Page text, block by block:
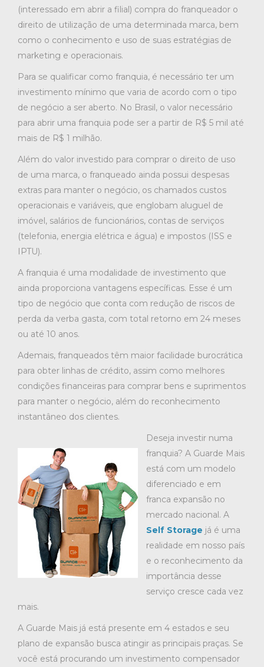
(interessado em abrir a filial) compra do franqueador o
direito de utilização de uma determinada marca, bem
como o conhecimento e uso de suas estratégias de
marketing e operacionais.
Para se qualificar como franquia, é necessário ter um
investimento mínimo que varia de acordo com o tipo
de negócio a ser aberto. No Brasil, o valor necessário
para abrir uma franquia pode ser a partir de R$ 5 mil até
mais de R$ 1 milhão.
Além do valor investido para comprar o direito de uso
de uma marca, o franqueado ainda possui despesas
extras para manter o negócio, os chamados custos
operacionais e variáveis, que englobam aluguel de
imóvel, salários de funcionários, contas de serviços
(telefonia, energia elétrica e água) e impostos (ISS e
IPTU).
A franquia é uma modalidade de investimento que
ainda proporciona vantagens específicas. Esse é um
tipo de negócio que conta com redução de riscos de
perda da verba gasta, com total retorno em 24 meses
ou até 10 anos.
Ademais, franqueados têm maior facilidade burocrática
para obter linhas de crédito, assim como melhores
condições financeiras para comprar bens e suprimentos
para manter o negócio, além do reconhecimento
instantâneo dos clientes.
Deseja investir numa
franquia? A Guarde Mais
está com um modelo
diferenciado e em
franca expansão no
mercado nacional. A
Self Storage já é uma
realidade em nosso país
e o reconhecimento da
importância desse
serviço cresce cada vez
mais.
A Guarde Mais já está presente em 4 estados e seu
plano de expansão busca atingir as principais praças. Se
você está procurando um investimento compensador